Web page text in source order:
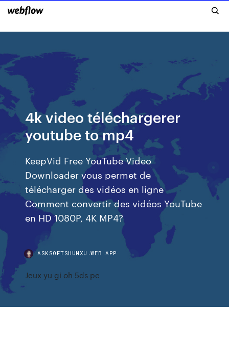
4k video téléchargerer
youtube to mp4
KeepVid Free YouTube Video
Downloader vous permet de
télécharger des vidéos en ligne
Comment convertir des vidéos YouTube
en HD 1080P, 4K MP4?
ASKSOFTSHUMXU.WEB.APP
Jeux yu gi oh 5ds pc